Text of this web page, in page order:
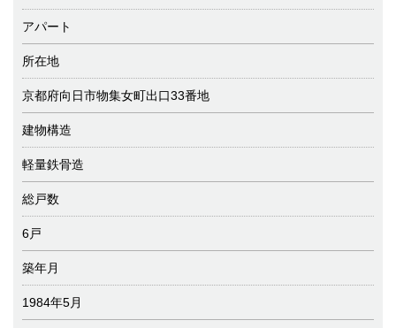
アパート
所在地
京都府向日市物集女町出口33番地
建物構造
軽量鉄骨造
総戸数
6戸
築年月
1984年5月